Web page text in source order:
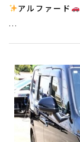
アルファード
…